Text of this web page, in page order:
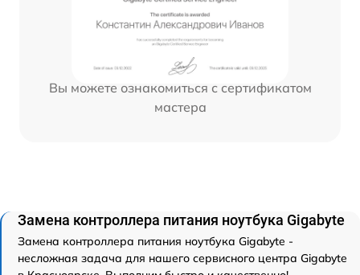
Вы можете ознакомиться с сертификатом
мастера
Замена контроллера питания ноутбука Gigabyte
Замена контроллера питания ноутбука Gigabyte -
несложная задача для нашего сервисного центра Gigabyte